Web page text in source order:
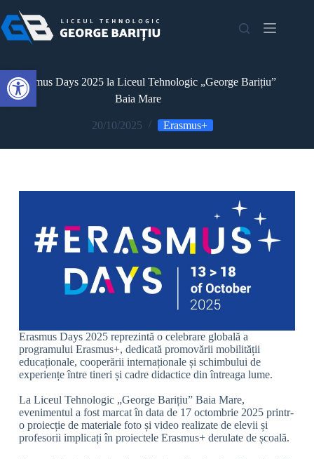
Open toolbar
🌍 Erasmus Days 2025 la Liceul Tehnologic „George Barițiu”
Baia Mare
20/10/2025 Erasmus+
Erasmus Days 2025 reprezintă o celebrare globală a
programului Erasmus+, dedicată promovării mobilității
educaționale, cooperării internaționale și schimbului de
experiențe între tineri și cadre didactice din întreaga lume.
La Liceul Tehnologic „George Barițiu” Baia Mare,
evenimentul a fost marcat în data de 17 octombrie 2025 printr-
o proiecție de materiale foto și video realizate de elevii și
profesorii implicați în proiectele Erasmus+ derulate de școală.